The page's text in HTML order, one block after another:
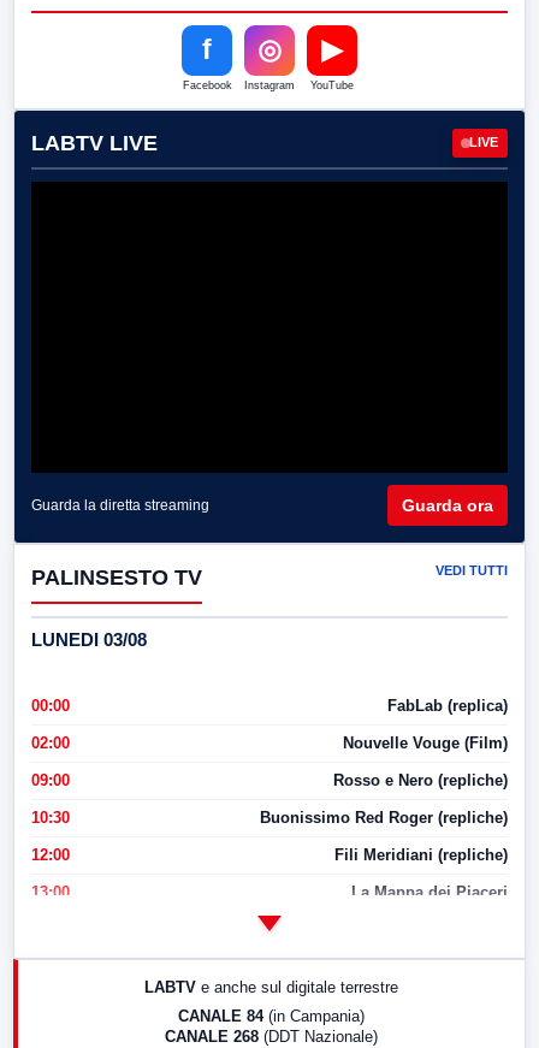
f
Facebook
◎
Instagram
▶
YouTube
LABTV LIVE LIVE
Guarda la diretta streaming Guarda ora
PALINSESTO TV VEDI TUTTI
LUNEDI 03/08
00:00 FabLab (replica)
02:00 Nouvelle Vouge (Film)
09:00 Rosso e Nero (repliche)
10:30 Buonissimo Red Roger (repliche)
12:00 Fili Meridiani (repliche)
13:00 La Mappa dei Piaceri
LABTV e anche sul digitale terrestre
CANALE 84 (in Campania)
CANALE 268 (DDT Nazionale)